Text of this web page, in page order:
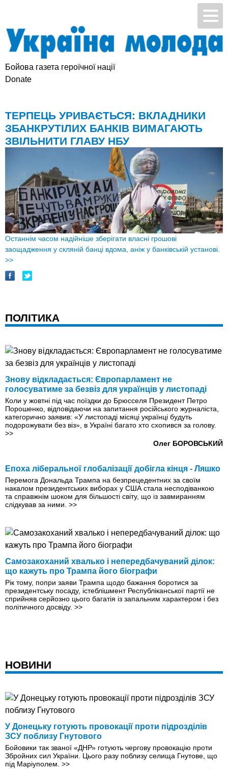
Бойова газета героїчної нації
Donate
ТЕРПЕЦЬ УРИВАЄТЬСЯ: ВКЛАДНИКИ
ЗБАНКРУТІЛИХ БАНКІВ ВИМАГАЮТЬ
ЗВІЛЬНИТИ ГЛАВУ НБУ
Останнім часом надійніше зберігати власні грошові
заощадження у скляній банці вдома, аніж у банківській установі.
>>
ПОЛІТИКА
Знову відкладається: Європарламент не
голосуватиме за безвіз для українців у листопаді
Коли у жовтні під час поїздки до Брюсселя Президент Петро
Порошенко, відповідаючи на запитання російського журналіста,
категорично заявив: «У листопаді місяці українці будуть
подорожувати без віз», в Україні багато хто схопився за голову.
>>
Олег БОРОВСЬКИЙ
Епоха ліберальної глобалізації добігла кінця - Ляшко
Перемога Дональда Трампа на безпрецедентних за своїм
накалом президентських вибо­рах у США стала несподіванкою
та справжнім шоком для більшості світу, що із завмиранням
слідкував за ними. >>
Самозакоханий хвалько і непередбачуваний ділок:
що кажуть про Трампа його біографи
Рік тому, попри заяви Трампа щодо бажання боротися за
президентську посаду, істеблішмент Республіканської партії не
сприйняв серйозно цього багатія iз запальним характером і без
політичного досвіду. >>
НОВИНИ
У Донецьку готують провокації проти підрозділів
ЗСУ поблизу Гнутового
Бойовики так званої «ДНР» готують чергову провокацію проти
Збройних сил України. Цього разу поблизу селища Гнутове, що
під Маріуполем. >>